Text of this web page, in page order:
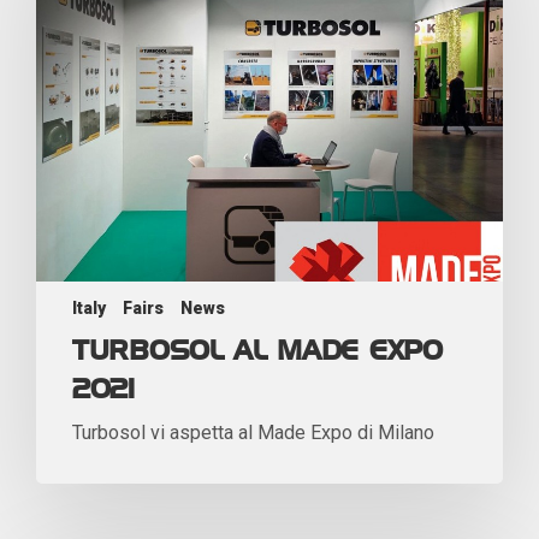
Italy Fairs News
TURBOSOL AL MADE EXPO
2021
Turbosol vi aspetta al Made Expo di Milano